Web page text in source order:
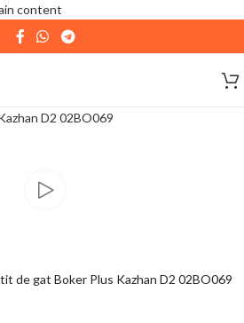
content
|In perioada11 August - 18
pentru intelegere!
de gat Boker Plus Kazhan D2 02BO069